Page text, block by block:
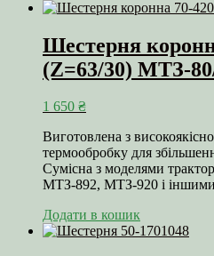
Шестерня
(Z=63/30) МТЗ-
1 650 ₴
Виготовлена з
термообробку для
Cумісна з моделями
МТЗ-892, МТЗ-920 і
Додати в кошик